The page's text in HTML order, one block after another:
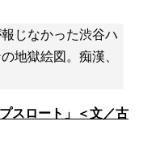
じなかった渋谷ハ
地獄絵図。痴漢、
スロート」＜文／古